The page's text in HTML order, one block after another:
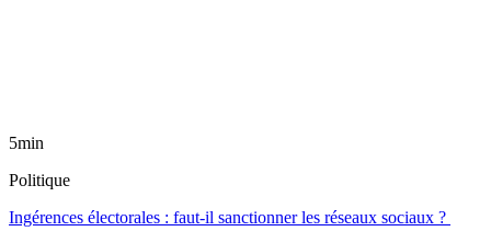
5min
Politique
Ingérences électorales : faut-il sanctionner les réseaux sociaux ?